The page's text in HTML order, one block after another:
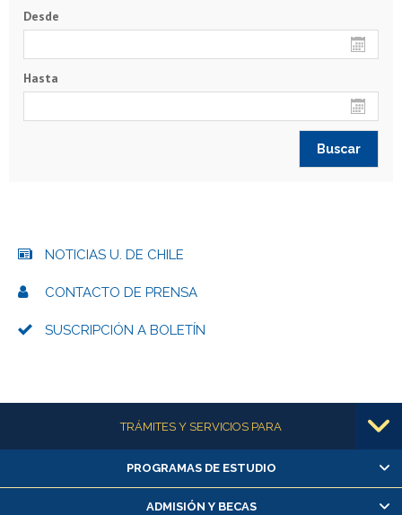
Desde
Hasta
NOTICIAS U. DE CHILE
CONTACTO DE PRENSA
SUSCRIPCIÓN A BOLETÍN
Más informaciónTRÁMITES Y SERVICIOS PARA
Alumnas/os y exalumnas/os
Matrícula en línea
PROGRAMAS DE ESTUDIO
ADMISIÓN Y BECAS